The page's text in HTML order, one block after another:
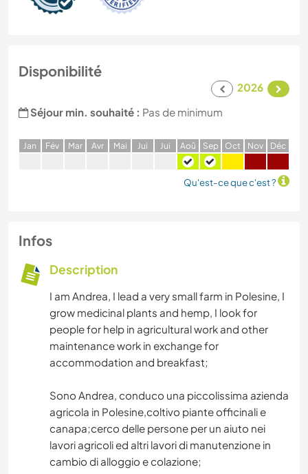
Disponibilité
2026
Séjour min. souhaité : Pas de minimum
Jan Fév Mar Avr Mai Jui Jui Aoû Sep Oct Nov Déc
Qu'est-ce que c'est ?
Infos
Description
I am Andrea, I lead a very small farm in Polesine, I
grow medicinal plants and hemp, I look for
people for help in agricultural work and other
maintenance work in exchange for
accommodation and breakfast;
Sono Andrea, conduco una piccolissima azienda
agricola in Polesine,coltivo piante officinali e
canapa;cerco delle persone per un aiuto nei
lavori agricoli ed altri lavori di manutenzione in
cambio di alloggio e colazione;